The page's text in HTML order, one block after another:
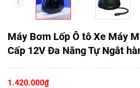
Máy Bơm Lốp Ô tô Xe Máy
Cấp 12V Đa Năng Tự Ngắt
1.420.000₫